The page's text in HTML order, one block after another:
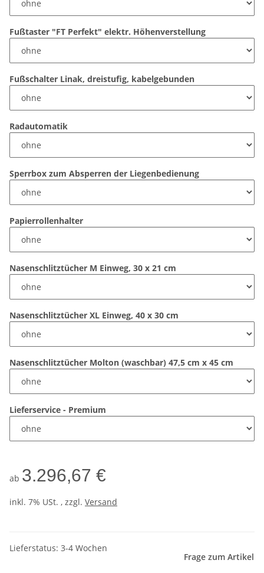
Fußtaster "FT Perfekt" elektr. Höhenverstellung
Fußschalter Linak, dreistufig, kabelgebunden
Radautomatik
Sperrbox zum Absperren der Liegenbedienung
Papierrollenhalter
Nasenschlitztücher M Einweg, 30 x 21 cm
Nasenschlitztücher XL Einweg, 40 x 30 cm
Nasenschlitztücher Molton (waschbar) 47,5 cm x 45 cm
Lieferservice - Premium
ab 3.296,67 €
inkl. 7% USt. , zzgl. Versand
Lieferstatus: 3-4 Wochen
Frage zum Artikel